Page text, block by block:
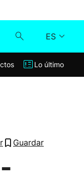
ES
Klisk
Lo último
Guardar